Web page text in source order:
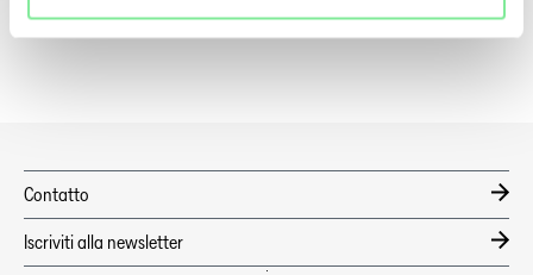
Contatto
Iscriviti alla newsletter